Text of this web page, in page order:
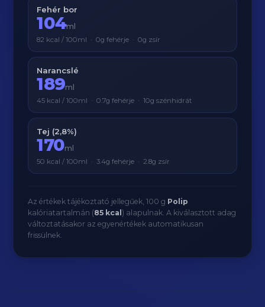
Fehér bor
104ml
82 kcal / 100ml · 0g fehérje · 0g zsír
Narancslé
189ml
45 kcal / 100ml · 0.7g fehérje · 10g szénhidrát
Tej (2,8%)
170ml
50 kcal / 100ml · 3.4g fehérje · 2.8g zsír
Az értékek tájékoztató jellegűek, 100 g Polip
kalóriatartalmán (85 kcal ) alapulnak. A kiválasztott adag
változtatásakor az egyenértékek automatikusan
frissülnek.